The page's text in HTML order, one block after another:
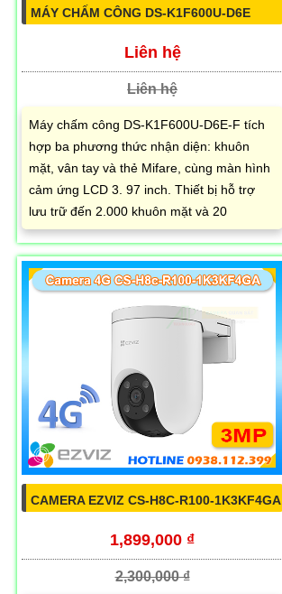
MÁY CHẤM CÔNG DS-K1F600U-D6E
Liên hệ
Liên hệ
Máy chấm công DS-K1F600U-D6E-F tích
hợp ba phương thức nhận diện: khuôn
mặt, vân tay và thẻ Mifare, cùng màn hình
cảm ứng LCD 3. 97 inch. Thiết bị hỗ trợ
lưu trữ đến 2.000 khuôn mặt và 20
CAMERA EZVIZ CS-H8C-R100-1K3KF4GA
1,899,000 ₫
2,300,000 ₫